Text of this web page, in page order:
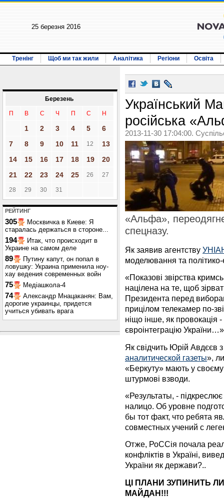
25 березня 2016
Тренінг Щоб ми так жили Аналітика Регіони Освіта
Березень
П В С Ч П С Н
1 2 3 4 5
6
7
8 9 10 11 12
13
14
15 16 17 18 19
20
21
22 23 24 25 26 27
28 29 30 31
РЕЙТИНГ
305
Москвичка в Киеве: Я
старалась держаться в стороне...
194
Итак, что происходит в
Украине на самом деле
89
Путину капут, он попал в
ловушку: Украина применила ноу-
хау ведения современных войн
75 Медіашкола-4
74
Александр Мнацаканян: Вам,
дорогие украинцы, придется
учиться убивать врага
Український
російська
2013-11-30 17:04:00.
«Альфа»,
спецназу.
Як заявив агентству
моделювання та політико-
«Показові звірства
націлена на те, щоб
Президента перед
прицілом телекамер по-
ніщо інше, як провокація
євроінтеграцію України…»
Як свідчить Юрій Авдєєв
аналитической газеты»,
«Беркуту» мають у своєму
штурмові взводи.
«Результаты, -
налицо. Об уровне
бы тот факт, что ребята
совместных учений с
Отже, РоССія почала
конфліктів в Україні,
України як держави?..
ЦІ ПЛАНИ ЗУПИНИТЬ
МАЙДАН!!!